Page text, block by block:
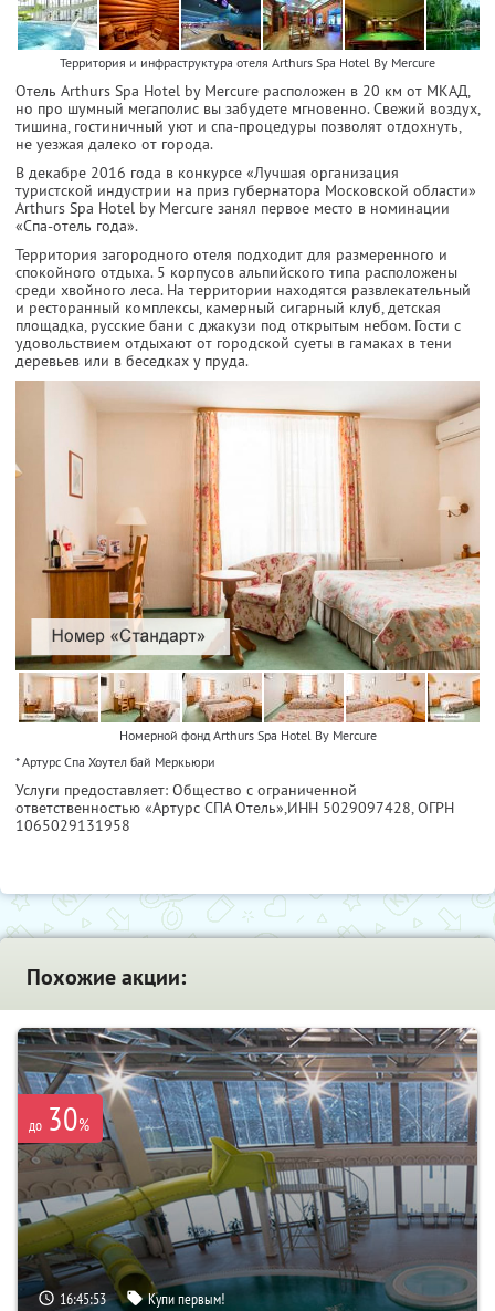
Территория и инфраструктура отеля Arthurs Spa Hotel By Mercure
Отель Arthurs Spa Hotel by Mercure расположен в 20 км от МКАД,
но про шумный мегаполис вы забудете мгновенно. Свежий воздух,
тишина, гостиничный уют и спа-процедуры позволят отдохнуть,
не уезжая далеко от города.
В декабре 2016 года в конкурсе «Лучшая организация
туристской индустрии на приз губернатора Московской области»
Arthurs Spa Hotel by Mercure занял первое место в номинации
«Спа-отель года».
Территория загородного отеля подходит для размеренного и
спокойного отдыха. 5 корпусов альпийского типа расположены
среди хвойного леса. На территории находятся развлекательный
и ресторанный комплексы, камерный сигарный клуб, детская
площадка, русские бани с джакузи под открытым небом. Гости с
удовольствием отдыхают от городской суеты в гамаках в тени
деревьев или в беседках у пруда.
Номерной фонд Arthurs Spa Hotel By Mercure
* Артурс Спа Хоутел бай Меркьюри
Услуги предоставляет: Общество с ограниченной
ответственностью «Артурс СПА Отель»,ИНН 5029097428, ОГРН
1065029131958
Похожие акции:
до 30%
16:45:52 Купи первым!